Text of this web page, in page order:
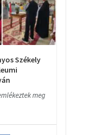
Székely
meg